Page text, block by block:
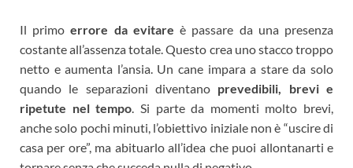
Il primoerrore da evitare è passare da una presenza
costante all’assenza totale. Questo crea uno stacco troppo
netto e aumenta l’ansia. Un cane impara a stare da solo
quando le separazioni diventano prevedibili, brevi e
ripetute nel tempo. Si parte da momenti molto brevi,
anche solo pochi minuti, l’obiettivo iniziale non è “uscire di
casa per ore”, ma abituarlo all’idea che puoi allontanarti e